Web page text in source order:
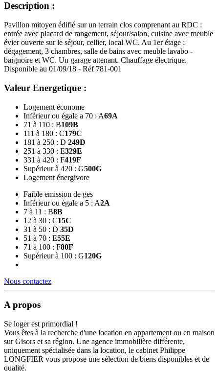
Description :
Pavillon mitoyen édifié sur un terrain clos comprenant au RDC :
entrée avec placard de rangement, séjour/salon, cuisine avec meuble
évier ouverte sur le séjour, cellier, local WC. Au 1er étage :
dégagement, 3 chambres, salle de bains avec meuble lavabo -
baignoire et WC. Un garage attenant. Chauffage électrique.
Disponible au 01/09/18 - Réf 781-001
Valeur Energetique :
Logement économe
Inférieur ou égale a 70 : A69A
71 à 110 : B109B
111 à 180 : C179C
181 à 250 : D 249D
251 à 330 : E329E
331 à 420 : F419F
Supérieur à 420 : G500G
Logement énergivore
Faible emission de ges
Inférieur ou égale a 5 : A2A
7 à 11 : B8B
12 à 30 : C15C
31 à 50 : D 35D
51 à 70 : E55E
71 à 100 : F80F
Supérieur à 100 : G120G
Nous contactez
A propos
Se loger est primordial !
Vous êtes à la recherche d'une location en appartement ou en maison
sur Gisors et sa région. Une agence immobilière différente,
uniquement spécialisée dans la location, le cabinet Philippe
LONGFIER vous propose une sélection de biens disponibles et de
qualité.